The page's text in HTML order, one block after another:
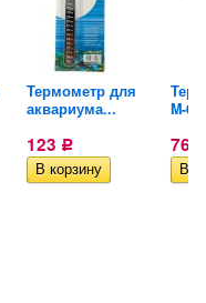
Термометр для
аквариума...
123 Р
M-